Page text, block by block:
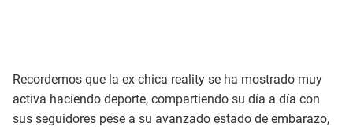
Recordemos que la ex chica reality se ha mostrado muy
activa haciendo deporte, compartiendo su día a día con
sus seguidores pese a su avanzado estado de embarazo,